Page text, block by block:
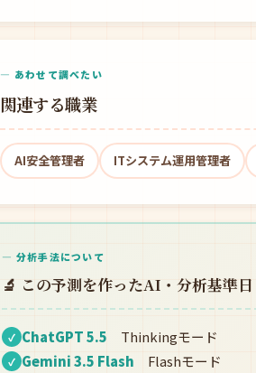
— あわせて調べたい
関連する職業
AI安全管理者 ITシステム運用管理者
— 分析手法について
🔬 この予測を作ったAI・分析基準日
✓ ChatGPT 5.5 Thinkingモード
✓ Gemini 3.5 Flash Flashモード